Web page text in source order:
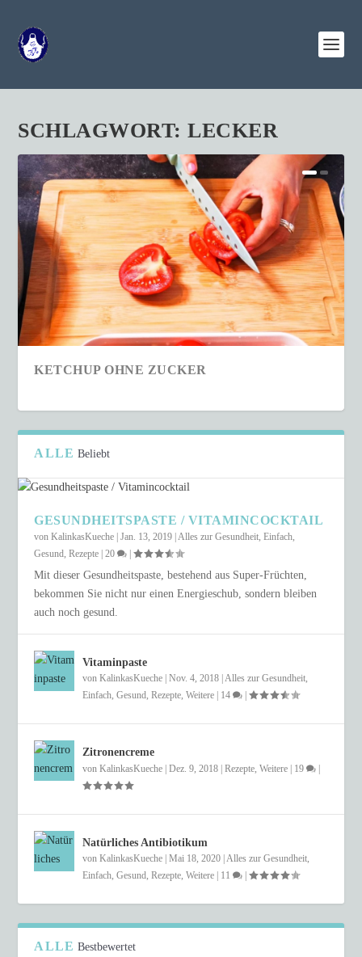
SCHLAGWORT:LECKER
KETCHUP OHNE ZUCKER
ALLE Beliebt
GESUNDHEITSPASTE / VITAMINCOCKTAIL
vonKalinkasKueche |Jan. 13, 2019 |Alles zur Gesundheit,Einfach,
Gesund,Rezepte |20 |
Mit dieser Gesundheitspaste, bestehend aus Super-Früchten,
bekommen Sie nicht nur einen Energieschub, sondern bleiben
auch noch gesund.
Vitaminpaste
vonKalinkasKueche |Nov. 4, 2018 |Alles zur Gesundheit,
Einfach,Gesund,Rezepte,Weitere 14 |
Zitronencreme
vonKalinkasKueche |Dez. 9, 2018 |Rezepte,Weitere 19
Natürliches Antibiotikum
vonKalinkasKueche |Mai 18, 2020 |Alles zur Gesundheit,
Einfach,Gesund,Rezepte,Weitere 11 |
ALLE Bestbewertet